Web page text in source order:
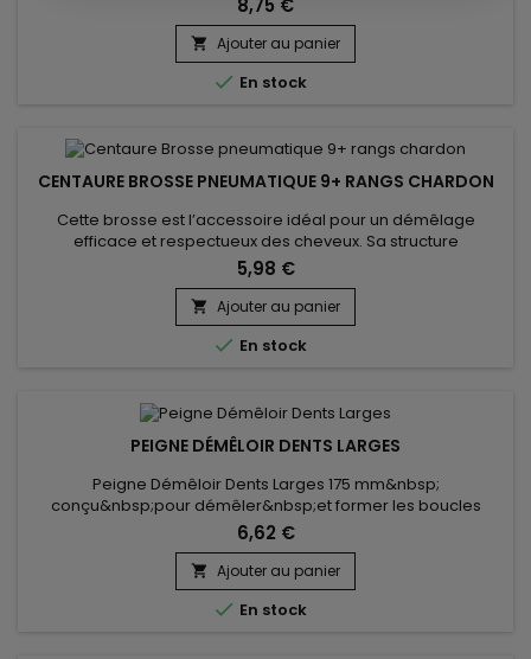
brosse de lissage Centaure incurvée démêle et lisse
délicatement les cheveux, permettant une bonne répartition
des soins capillaires du cuir chevelu aux extrémités des
cheveux....
8,75 €
 Ajouter au panier
 En stock
CENTAURE BROSSE PNEUMATIQUE 9+ RANGS CHARDON
Cette brosse est l’accessoire idéal pour un démêlage
efficace et respectueux des cheveux. Sa structure
pneumatique et ses picots en nylon souples glissent sans
accrocher, même sur les cheveux les plus délicats.La Brosse
pneumatique Centaure 9+ rangs en chardon s'adapte
parfaitement aux contours du cuir chevelu, assure un confort
optimal,&nbsp;stimule la...
5,98 €
 Ajouter au panier
 En stock
PEIGNE DÉMÊLOIR DENTS LARGES
Peigne Démêloir Dents Larges 175 mm&nbsp;
conçu&nbsp;pour démêler&nbsp;et former les boucles
indisciplinées
6,62 €
 Ajouter au panier
 En stock